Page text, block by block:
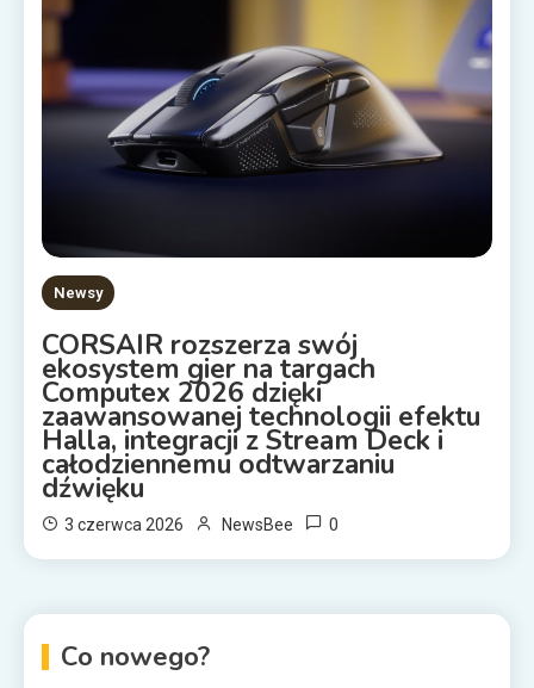
Newsy
CORSAIR rozszerza swój
ekosystem gier na targach
Computex 2026 dzięki
zaawansowanej technologii efektu
Halla, integracji z Stream Deck i
całodziennemu odtwarzaniu
dźwięku
3 czerwca 2026 NewsBee 0
Co nowego?